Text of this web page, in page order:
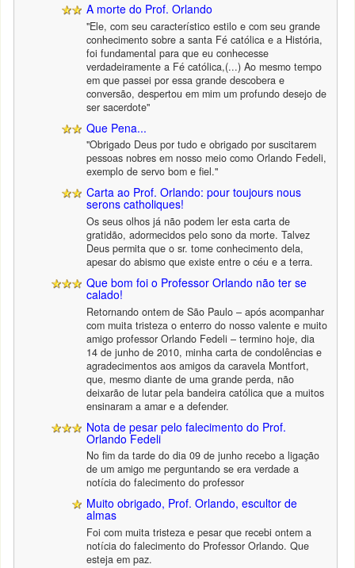
A morte do Prof. Orlando
"Ele, com seu característico estilo e com seu grande
conhecimento sobre a santa Fé católica e a História,
foi fundamental para que eu conhecesse
verdadeiramente a Fé católica,(...) Ao mesmo tempo
em que passei por essa grande descobera e
conversão, despertou em mim um profundo desejo de
ser sacerdote"
Que Pena...
"Obrigado Deus por tudo e obrigado por suscitarem
pessoas nobres em nosso meio como Orlando Fedeli,
exemplo de servo bom e fiel."
Carta ao Prof. Orlando: pour toujours nous
serons catholiques!
Os seus olhos já não podem ler esta carta de
gratidão, adormecidos pelo sono da morte. Talvez
Deus permita que o sr. tome conhecimento dela,
apesar do abismo que existe entre o céu e a terra.
Que bom foi o Professor Orlando não ter se
calado!
Retornando ontem de São Paulo – após acompanhar
com muita tristeza o enterro do nosso valente e muito
amigo professor Orlando Fedeli – termino hoje, dia
14 de junho de 2010, minha carta de condolências e
agradecimentos aos amigos da caravela Montfort,
que, mesmo diante de uma grande perda, não
deixarão de lutar pela bandeira católica que a muitos
ensinaram a amar e a defender.
Nota de pesar pelo falecimento do Prof.
Orlando Fedeli
No fim da tarde do dia 09 de junho recebo a ligação
de um amigo me perguntando se era verdade a
notícia do falecimento do professor
Muito obrigado, Prof. Orlando, escultor de
almas
Foi com muita tristeza e pesar que recebi ontem a
notícia do falecimento do Professor Orlando. Que
esteja em paz.